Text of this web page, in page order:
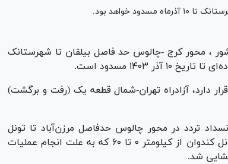
خواهد بود.
، محور کرج -چالوس حد فاصل بیلقان تا شهرستانک
۱۴۰۳ مسدود است.
دارد، آزادراه تهران-شمال قطعه یک (رفت و برگشت)
تردد در محور چالوس حدفاصل مرزن‌آباد تا تونل
کندوان خبر داد. محور چالوس حدفاصل مرزن‌آباد تا تونل کندوان از کیلومتر ۰ تا ۶۰ که به علت انجام عملیات
شد.